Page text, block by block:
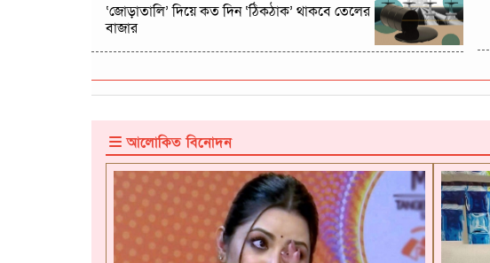
‘জোড়াতালি’ দিয়ে কত দিন ‘ঠিকঠাক’ থাকবে তেলের
বাজার
আলোকিত বিনোদন